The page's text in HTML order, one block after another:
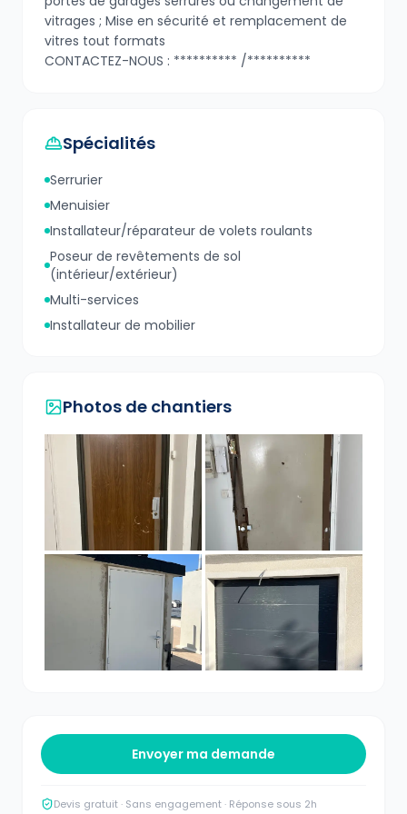
vitrages ; Mise en sécurité et remplacement de
vitres tout formats
CONTACTEZ-NOUS : ********** /**********
Spécialités
Serrurier
Menuisier
Installateur/réparateur de volets roulants
Poseur de revêtements de sol
(intérieur/extérieur)
Multi-services
Installateur de mobilier
Photos de chantiers
Envoyer ma demande
Devis gratuit · Sans engagement · Réponse sous 2h